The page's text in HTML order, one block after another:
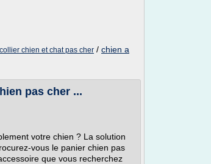
collier chien et chat pas cher / chien a
pas cher ...
votre chien ? La solution
vous le panier chien pas
que vous recherchez